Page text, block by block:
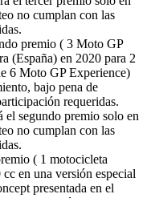
no cumplan con las
premio ( 3 Moto GP
(España) en 2020 para 2
6 Moto GP Experience)
bajo pena de
requeridas.
el segundo premio solo en
no cumplan con las
( 1 motocicleta
en una versión especial
presentada en el